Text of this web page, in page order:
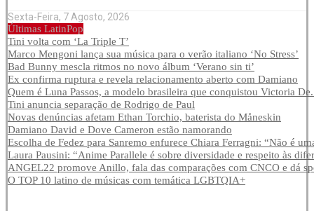
Sexta-Feira, 7 Agosto, 2026
Últimas LatinPop
Tini volta com ‘La Triple T’
Marco Mengoni lança sua música para o verão italiano ‘No Stress’
Bad Bunny mescla ritmos no novo álbum ‘Verano sin ti’
Ex confirma ruptura e revela relacionamento aberto com Damiano
Quem é Luna Passos, a modelo brasileira que conquistou Victoria
Tini anuncia separação de Rodrigo de Paul
Novas denúncias afetam Ethan Torchio, baterista do Måneskin
Damiano David e Dove Cameron estão namorando
Escolha de Fedez para Sanremo enfurece Chiara Ferragni: “Não é
Laura Pausini: “Anime Parallele é sobre diversidade e respeito às
ANGEL22 promove Anillo, fala das comparações com CNCO e dá
O TOP 10 latino de músicas com temática LGBTQIA+